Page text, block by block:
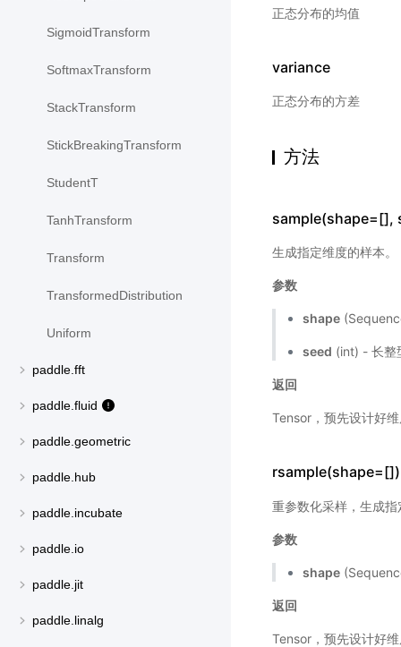
SigmoidTransform
SoftmaxTransform
StackTransform
StickBreakingTransform
StudentT
TanhTransform
Transform
TransformedDistribution
Uniform
paddle.fft
paddle.fluid
paddle.geometric
paddle.hub
paddle.incubate
paddle.io
paddle.jit
paddle.linalg
正态分布的均值
variance
正态分布的方差
方法
sample(shape=[],
生成指定维度的样本。
参数
shape
seed (int) - 长整
返回
Tensor，预先设计好
rsample(shape=[])
重参数化采样，生成
参数
shape
返回
Tensor，预先设计好